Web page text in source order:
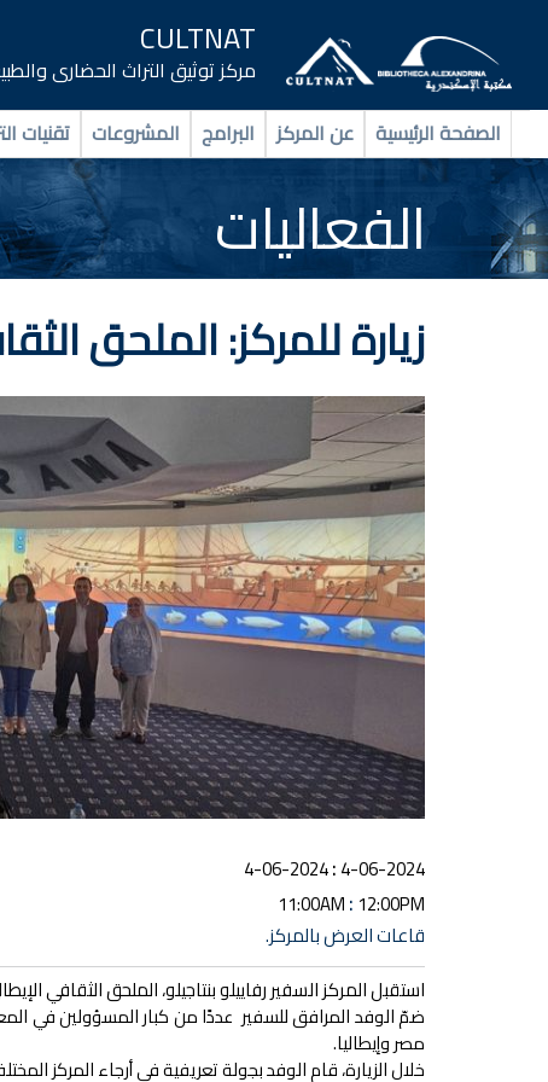
CULTNAT
مركز توثيق التراث الحضارى
الصفحة الرئيسية عن المركز البرامج المشروعات تقنيات
الفعاليات
زيارة للمركز: الملحق
4-06-2024
:
4-06-2024
11:00AM: 12:00PM
قاعات العرض بالمركز.
استقبل المركز السفير رفاييلو بنتاجيلو، الملحق الثقافي
ضمّ الوفد المرافق للسفير عددًا من كبار المسؤولين في
مصر وإيطاليا.
خلال الزيارة، قام الوفد بجولة تعريفية في أرجاء المركز